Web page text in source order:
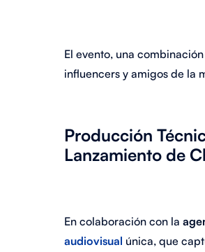
El evento, una
influencers y amigos de la
Producción
Lanzamiento de
En colaboración con la
audiovisual única, que